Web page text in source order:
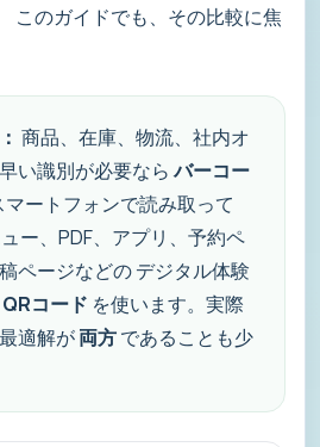
このガイドでも、その比較に焦
商品、在庫、物流、社内オ
い識別が必要ならバーコー
ートフォンで読み取って
ー、PDF、アプリ、予約ペ
ページなどの デジタル体験
QRコード を使います。実際
適解が両方であることも少